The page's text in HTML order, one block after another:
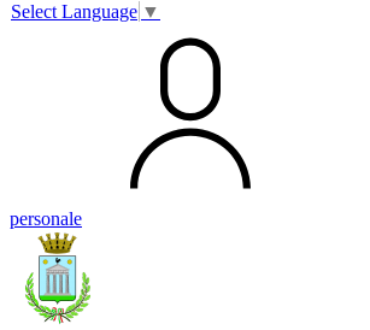
Select Language ▼
personale